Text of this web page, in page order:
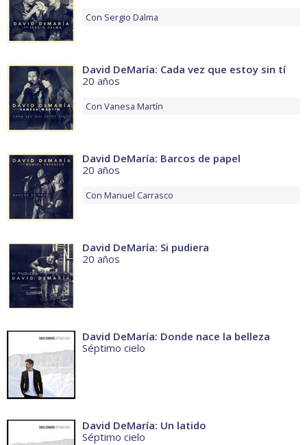
Con Sergio Dalma
David DeMaría: Cada vez que estoy sin tí
20 años
Con Vanesa Martín
David DeMaría: Barcos de papel
20 años
Con Manuel Carrasco
David DeMaría: Si pudiera
20 años
David DeMaría: Donde nace la belleza
Séptimo cielo
David DeMaría: Un latido
Séptimo cielo